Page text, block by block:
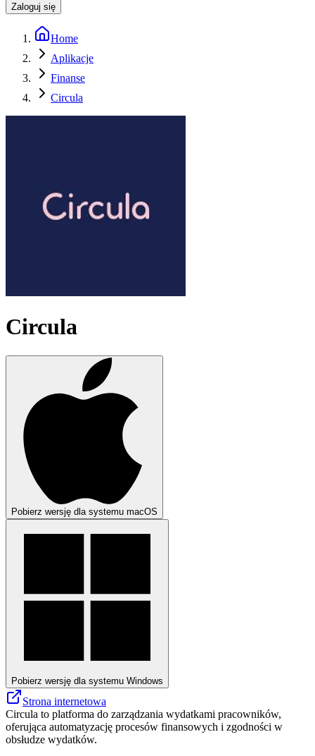
Zaloguj się
Home
Aplikacje
Finanse
Circula
Circula
Pobierz wersję dla systemu macOS
Pobierz wersję dla systemu Windows
Strona internetowa
Circula to platforma do zarządzania wydatkami pracowników,
oferująca automatyzację procesów finansowych i zgodności w
obsłudze wydatków.